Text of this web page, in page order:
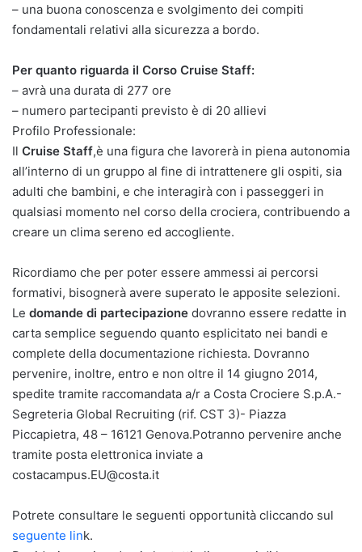
– una buona conoscenza e svolgimento dei compiti
fondamentali relativi alla sicurezza a bordo.
Per quanto riguarda il Corso Cruise Staff:
– avrà una durata di 277 ore
– numero partecipanti previsto è di 20 allievi
Profilo Professionale:
Il Cruise Staff,è una figura che lavorerà in piena autonomia
all’interno di un gruppo al fine di intrattenere gli ospiti, sia
adulti che bambini, e che interagirà con i passeggeri in
qualsiasi momento nel corso della crociera, contribuendo a
creare un clima sereno ed accogliente.
Ricordiamo che per poter essere ammessi ai percorsi
formativi, bisognerà avere superato le apposite selezioni.
Le domande di partecipazione dovranno essere redatte in
carta semplice seguendo quanto esplicitato nei bandi e
complete della documentazione richiesta. Dovranno
pervenire, inoltre, entro e non oltre il 14 giugno 2014,
spedite tramite raccomandata a/r a Costa Crociere S.p.A.-
Segreteria Global Recruiting (rif. CST 3)- Piazza
Piccapietra, 48 – 16121 Genova.Potranno pervenire anche
tramite posta elettronica inviate a
costacampus.EU@costa.it
Potrete consultare le seguenti opportunità cliccando sul
seguente link.